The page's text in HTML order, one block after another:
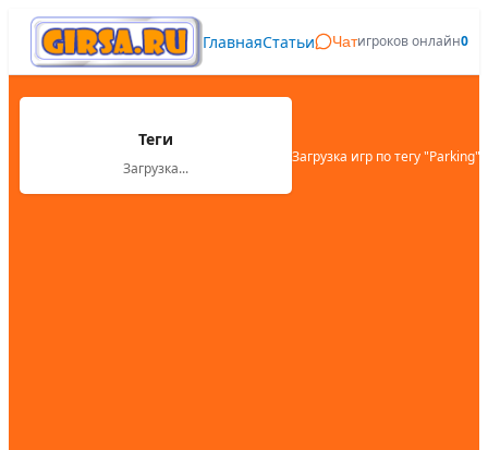
ГлавнаяСтатьи Чатигроков онлайн0
Теги
Загрузка...
Загрузка игр по тегу "Parking